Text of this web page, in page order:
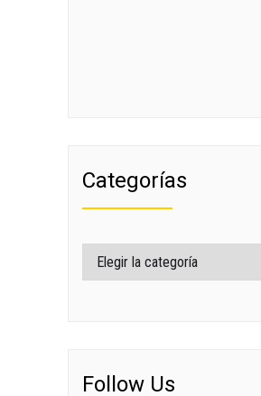
Categorías
Categorías
Follow Us